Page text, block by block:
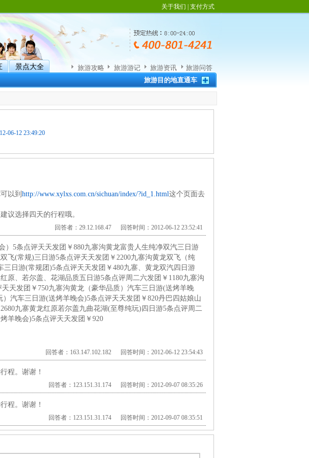
关于我们 支付方式
景点大全
旅游攻略 旅游游记 旅游资讯
旅游问答
旅游目的地直通车
12 23:49:20
以到 http://www.xylxs.com.cn/sichuan/index/?id_1.html这个页面去
议选择四天的行程哦。
回答者：29.12.168.47 回答时间：2012-06-12 23:52:41
5条点评天天发团￥880九寨沟黄龙富贵人生纯净双汽三日游
飞(常规)三日游5条点评天天发团￥2200九寨沟黄龙双飞（纯
日游(常规团)5条点评天天发团￥480九寨、黄龙双汽四日游
原、若尔盖、花湖品质五日游5条点评周二六发团￥1180九寨沟
天发团￥750九寨沟黄龙（豪华品质）汽车三日游(送烤羊晚
汽车三日游(送烤羊晚会)5条点评天天发团￥820丹巴四姑娘山
九寨黄龙红原若尔盖九曲花湖(至尊纯玩)四日游5条点评周二
羊晚会)5条点评天天发团￥920
回答者：163.147.102.182 回答时间：2012-06-12 23:54:43
程。谢谢！
回答者：123.151.31.174 回答时间：2012-09-07 08:35:26
程。谢谢！
回答者：123.151.31.174 回答时间：2012-09-07 08:35:51